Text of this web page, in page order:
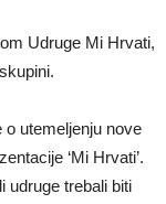
Udruge Mi Hrvati,
o utemeljenju nove
‘Mi Hrvati’.
udruge trebali biti